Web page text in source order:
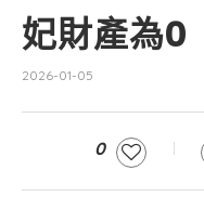
妃財產為0
2026-01-05
0